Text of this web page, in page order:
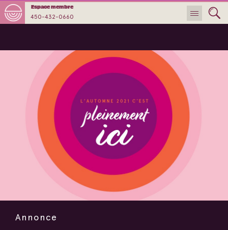
450-432-0660
Espace membre
Annonce